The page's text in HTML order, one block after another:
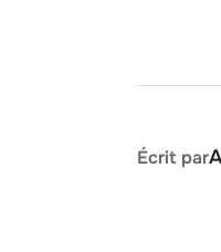
AUTEUR
Écrit par